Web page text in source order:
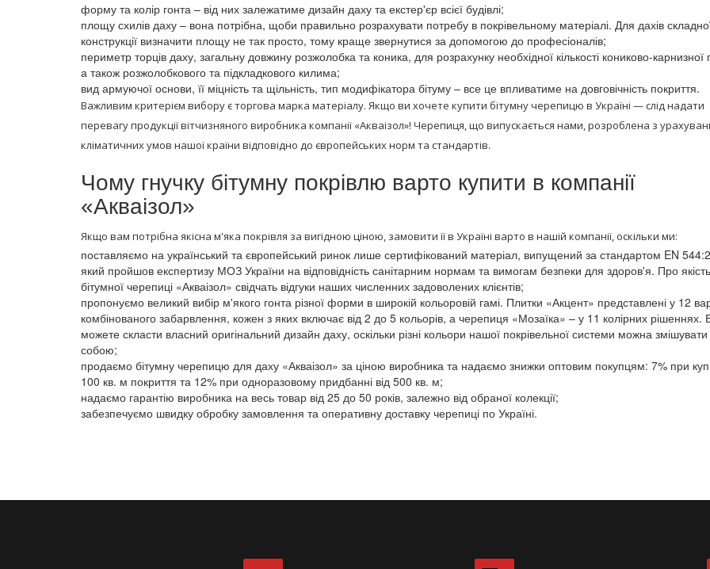
форму та колір гонта – від них залежатиме дизайн даху та екстер'єр всієї будівлі;
площу схилів даху – вона потрібна, щоби правильно розрахувати потребу в покрівельному матеріалі. Для дахів
конструкції визначити площу не так просто, тому краще звернутися за допомогою до професіоналів;
периметр торців даху, загальну довжину розжолобка та коника, для розрахунку необхідної кількості кониково-карнизної
а також розжолобкового та підкладкового килима;
вид армуючої основи, її міцність та щільність, тип модифікатора бітуму – все це впливатиме на довговічність покриття.
Важливим критерієм вибору є торгова марка матеріалу. Якщо ви хочете купити бітумну черепицю в Україні — слід надати
перевагу продукції вітчизняного виробника компанії «Акваізол»! Черепиця, що випускається нами, розроблена з
кліматичних умов нашої країни відповідно до європейських норм та стандартів.
Чому гнучку бітумну покрівлю варто купити в компанії
«Акваізол»
Якщо вам потрібна якісна м'яка покрівля за вигідною ціною, замовити її в Україні варто в нашій компанії, оскільки ми:
поставляємо на український та європейський ринок лише сертифікований матеріал, випущений за стандартом EN
який пройшов експертизу МОЗ України на відповідність санітарним нормам та вимогам безпеки для здоров'я. Про якість
бітумної черепиці «Акваізол» свідчать відгуки наших численних задоволених клієнтів;
пропонуємо великий вибір м'якого гонта різної форми в широкій кольоровій гамі. Плитки «Акцент» представлені у 12
комбінованого забарвлення, кожен з яких включає від 2 до 5 кольорів, а черепиця «Мозаїка» – у 11 колірних рішеннях.
можете скласти власний оригінальний дизайн даху, оскільки різні кольори нашої покрівельної системи можна
собою;
продаємо бітумну черепицю для даху «Акваізол» за ціною виробника та надаємо знижки оптовим покупцям: 7% при
100 кв. м покриття та 12% при одноразовому придбанні від 500 кв. м;
надаємо гарантію виробника на весь товар від 25 до 50 років, залежно від обраної колекції;
забезпечуємо швидку обробку замовлення та оперативну доставку черепиці по Україні.